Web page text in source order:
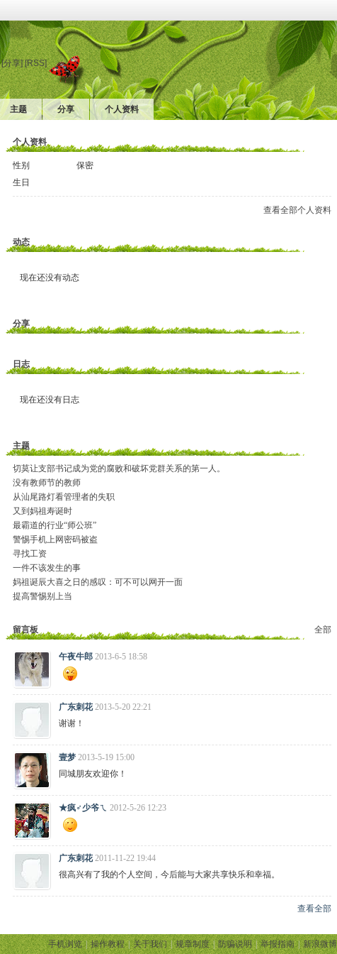
[分享] [RSS]
主题 分享 个人资料
个人资料
性别
保密
生日
查看全部个人资料
动态
现在还没有动态
分享
日志
现在还没有日志
主题
切莫让支部书记成为党的腐败和破坏党群关系的第一人。
没有教师节的教师
从汕尾路灯看管理者的失职
又到妈祖寿诞时
最霸道的行业“师公班”
警惕手机上网密码被盗
寻找工资
一件不该发生的事
妈祖诞辰大喜之日的感叹：可不可以网开一面
提高警惕别上当
留言板 全部
午夜牛郎 2013-6-5 18:58
广东刺花 2013-5-20 22:21
谢谢！
壹梦 2013-5-19 15:00
同城朋友欢迎你！
★疯♂少爷ㄟ 2012-5-26 12:23
广东刺花 2011-11-22 19:44
很高兴有了我的个人空间，今后能与大家共享快乐和幸福。
查看全部
手机浏览 | 操作教程 关于我们 | 规章制度 | 防骗说明 | 举报指南 | 新浪微博